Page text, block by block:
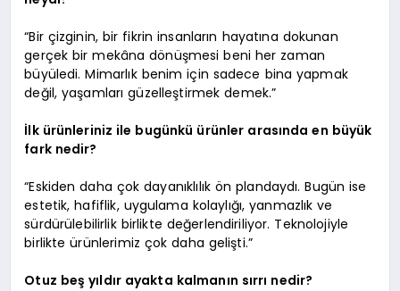
“Bir çizginin, bir fikrin insanların hayatına dokunan
gerçek bir mekâna dönüşmesi beni her zaman
büyüledi. Mimarlık benim için sadece bina yapmak
değil, yaşamları güzelleştirmek demek.”
İlk ürünleriniz ile bugünkü ürünler arasında en büyük
fark nedir?
“Eskiden daha çok dayanıklılık ön plandaydı. Bugün ise
estetik, hafiflik, uygulama kolaylığı, yanmazlık ve
sürdürülebilirlik birlikte değerlendiriliyor. Teknolojiyle
birlikte ürünlerimiz çok daha gelişti.”
Otuz beş yıldır ayakta kalmanın sırrı nedir?